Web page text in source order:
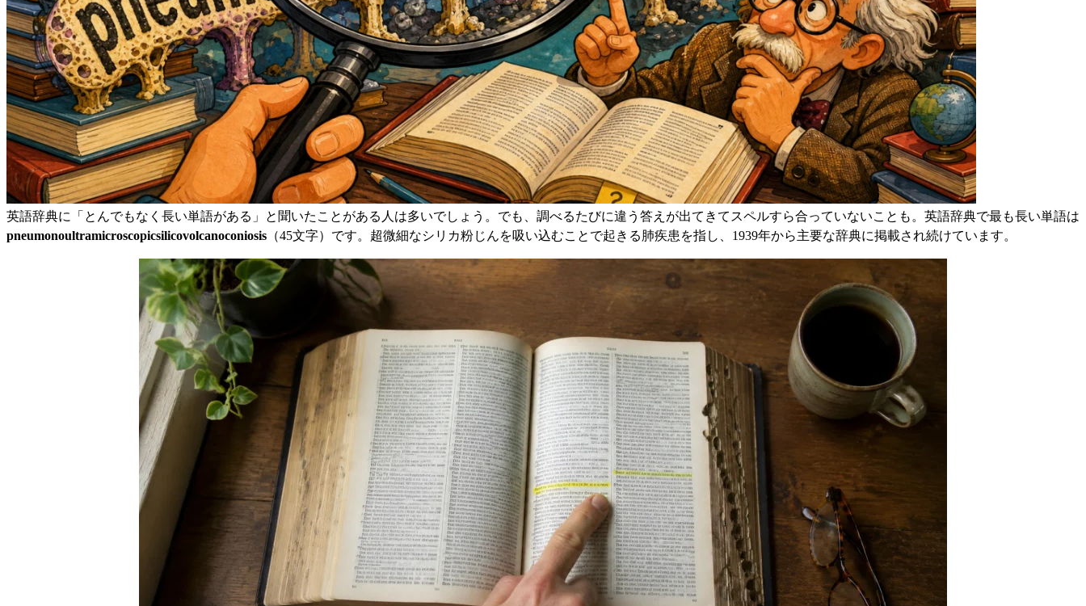
英語辞典に「とんでもなく長い単語がある」と聞いたことがある人は多いでしょう。でも、調べるたびに違う答えが出てきてスペルすら合っていないことも。英語辞典で最も長い単語は
pneumonoultramicroscopicsilicovolcanoconiosis （45文字）です。超微細なシリカ粉じんを吸い込むことで起きる肺疾患を指し、1939年から主要な辞典に掲載され続けています。